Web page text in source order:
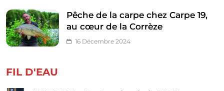
Pêche de la carpe chez Carpe 19,
au cœur de la Corrèze
16 Décembre 2024
FIL D'EAU